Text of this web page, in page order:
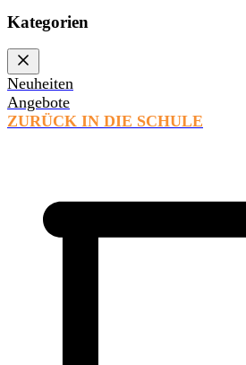
Kategorien
Neuheiten
Angebote
ZURÜCK IN DIE SCHULE